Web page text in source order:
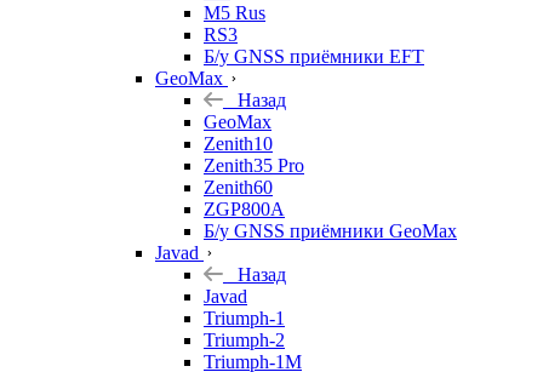
M5 Rus
RS3
Б/у GNSS приёмники EFT
GeoMax
Назад
GeoMax
Zenith10
Zenith35 Pro
Zenith60
ZGP800A
Б/у GNSS приёмники GeoMax
Javad
Назад
Javad
Triumph-1
Triumph-2
Triumph-1M